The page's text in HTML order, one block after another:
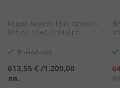
Комос Аниехо Кристалино /
Komos Anejo Cristalino
В наличност
613,55 € /1.200,00
лв.